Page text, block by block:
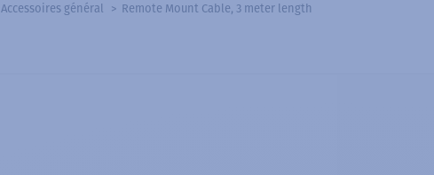
Accessoires général
Remote Mount Cable, 3 meter length